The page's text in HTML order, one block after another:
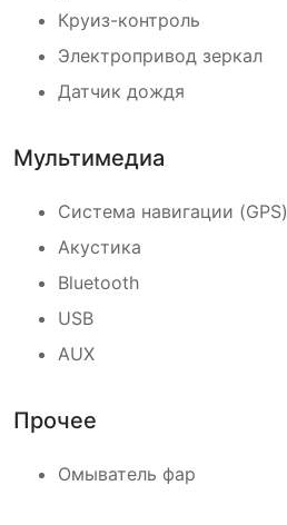
Круиз-контроль
Электропривод зеркал
Датчик дождя
Мультимедиа
Система навигации (GPS)
Акустика
Bluetooth
USB
AUX
Прочее
Омыватель фар